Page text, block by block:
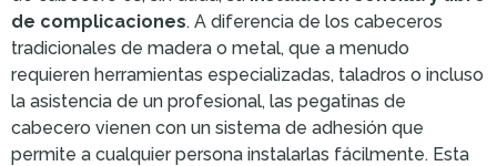
de complicaciones. A diferencia de los cabeceros
tradicionales de madera o metal, que a menudo
requieren herramientas especializadas, taladros o incluso
la asistencia de un profesional, las pegatinas de
cabecero vienen con un sistema de adhesión que
permite a cualquier persona instalarlas fácilmente. Esta